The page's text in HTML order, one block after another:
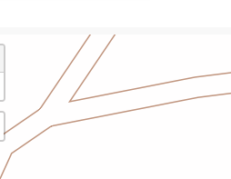
Поштові послуги:
Укрпошта Експрес/тариф
«Пріоритетний»